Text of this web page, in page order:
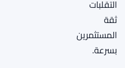
التقلبات
ثقة
المستثمرين
بسرعة.